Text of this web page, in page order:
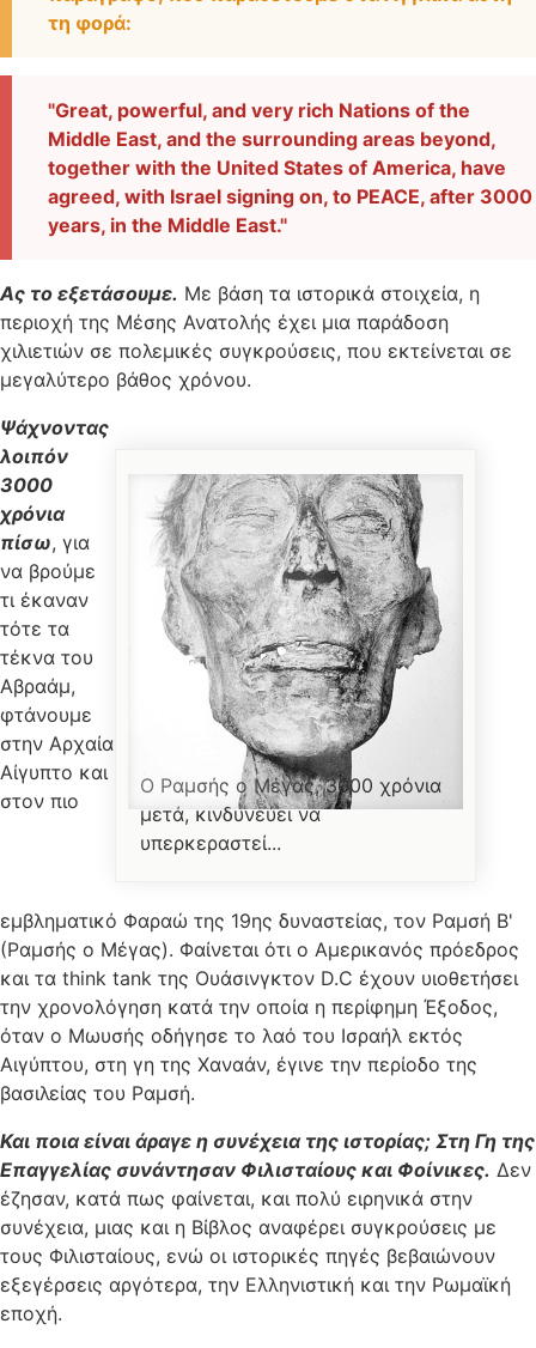
τη φορά:
"Great, powerful, and very rich Nations of the
Middle East, and the surrounding areas beyond,
together with the United States of America, have
agreed, with Israel signing on, to PEACE, after 3000
years, in the Middle East."
Ας το εξετάσουμε. Με βάση τα ιστορικά στοιχεία, η
περιοχή της Μέσης Ανατολής έχει μια παράδοση
χιλιετιών σε πολεμικές συγκρούσεις, που εκτείνεται σε
μεγαλύτερο βάθος χρόνου.
Ο Ραμσής ο Μέγας, 3000 χρόνια
μετά, κινδυνεύει να
υπερκεραστεί...
Ψάχνοντας
λοιπόν
3000
χρόνια
πίσω, για
να βρούμε
τι έκαναν
τότε τα
τέκνα του
Αβραάμ,
φτάνουμε
στην Αρχαία
Αίγυπτο και
στον πιο
εμβληματικό Φαραώ της 19ης δυναστείας, τον Ραμσή Β'
(Ραμσής ο Μέγας). Φαίνεται ότι ο Αμερικανός πρόεδρος
και τα think tank της Ουάσινγκτον D.C έχουν υιοθετήσει
την χρονολόγηση κατά την οποία η περίφημη Έξοδος,
όταν ο Μωυσής οδήγησε το λαό του Ισραήλ εκτός
Αιγύπτου, στη γη της Χαναάν, έγινε την περίοδο της
βασιλείας του Ραμσή.
Και ποια είναι άραγε η συνέχεια της ιστορίας; Στη Γη της
Επαγγελίας συνάντησαν Φιλισταίους και Φοίνικες. Δεν
έζησαν, κατά πως φαίνεται, και πολύ ειρηνικά στην
συνέχεια, μιας και η Βίβλος αναφέρει συγκρούσεις με
τους Φιλισταίους, ενώ οι ιστορικές πηγές βεβαιώνουν
εξεγέρσεις αργότερα, την Ελληνιστική και την Ρωμαϊκή
εποχή.